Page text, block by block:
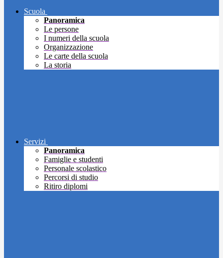
Scuola
Panoramica
Le persone
I numeri della scuola
Organizzazione
Le carte della scuola
La storia
Servizi
Panoramica
Famiglie e studenti
Personale scolastico
Percorsi di studio
Ritiro diplomi